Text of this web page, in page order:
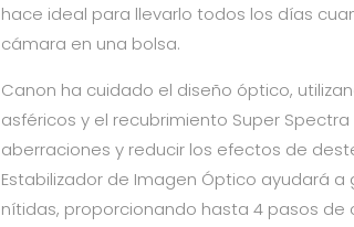
hace ideal para llevarlo todos los días
cámara en una bolsa.
Canon ha cuidado el diseño óptico,
asféricos y el recubrimiento Super
aberraciones y reducir los efectos de
Estabilizador de Imagen Óptico ayudará
nítidas, proporcionando hasta 4 pasos de